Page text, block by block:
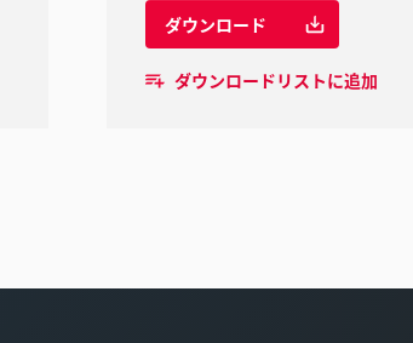
ダウンロード
ダウンロードリストに追加